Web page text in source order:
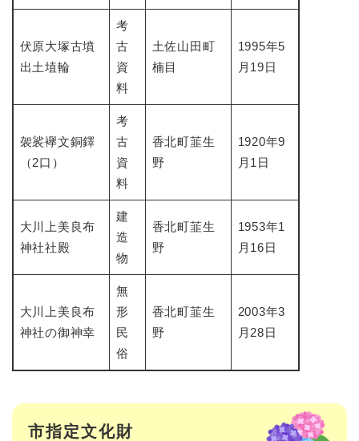
伏原大塚古墳
出土埴輪
考
古
資
料
土佐山田町
楠目
1995年5
月19日
袈裟襷文銅鐸
（2口）
考
古
資
料
香北町韮生
野
1920年9
月1日
大川上美良布
神社社殿
建
造
物
香北町韮生
野
1953年1
月16日
大川上美良布
神社の御神幸
無
形
民
俗
香北町韮生
野
2003年3
月28日
市指定文化財